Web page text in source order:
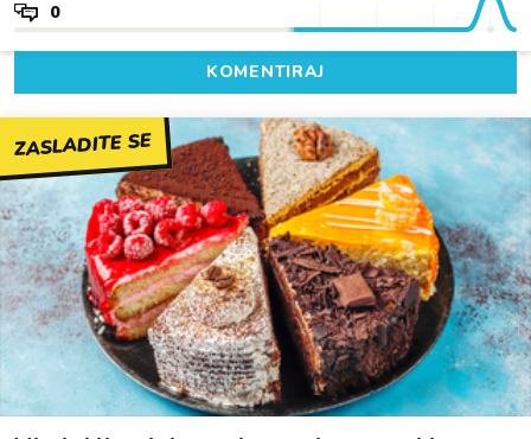
0
KOMENTIRAJ
ZASLADITE SE